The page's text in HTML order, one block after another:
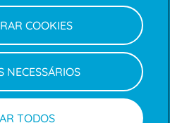
e Cookies
Termos e Condições
Acessibilidade
Informações legais
COOKIES
NECESSÁRIOS
TODOS